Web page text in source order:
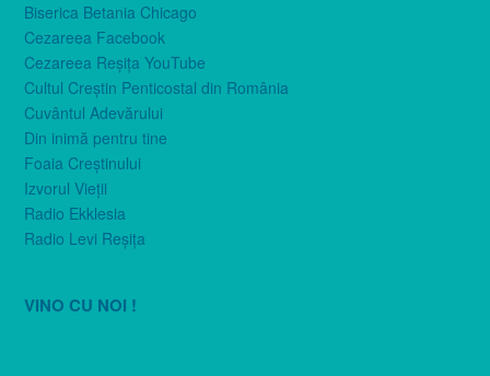
Biserica Betania Chicago
Cezareea Facebook
Cezareea Reşiţa YouTube
Cultul Creştin Penticostal din România
Cuvântul Adevărului
Din inimă pentru tine
Foaia Creştinului
Izvorul Vieţii
Radio Ekklesia
Radio Levi Reşiţa
VINO CU NOI !